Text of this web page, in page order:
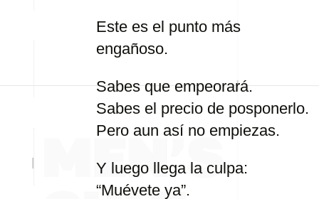
Este es el punto más
engañoso.
Sabes que empeorará.
Sabes el precio de posponerlo.
Pero aun así no empiezas.
Y luego llega la culpa:
“Muévete ya”.